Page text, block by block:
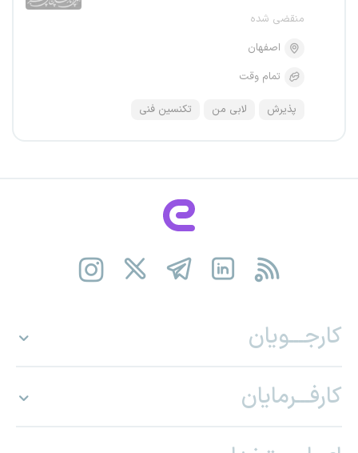
منقضی شده
اصفهان
تمام وقت
پذیرش لابی من تکنسین فنی
کارجـــویان
کارفـــرمایان